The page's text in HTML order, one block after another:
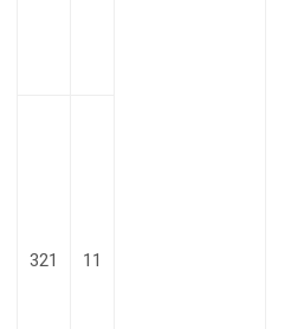
321 11